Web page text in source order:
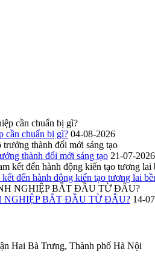
cần chuẩn bị gì? 04-08-2026
thành đổi mới sáng tạo 21-07-2026
đến hành động kiến tạo tương lai
NGHIỆP BẮT ĐẦU TỪ ĐÂU? 14-
Hai Bà Trưng, Thành phố Hà Nội